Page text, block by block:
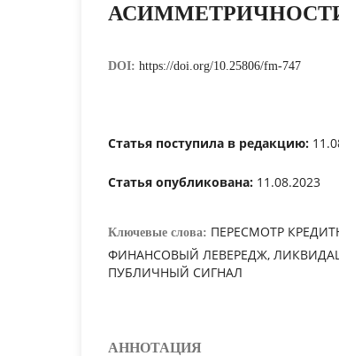
DOI: https://doi.org/10.25806/fm-747
Статья поступила в редакцию:
Статья опубликована: 11.08.2023
Ключевые слова: ПЕРЕСМОТР
ФИНАНСОВЫЙ ЛЕВЕРЕДЖ,
ПУБЛИЧНЫЙ СИГНАЛ
АННОТАЦИЯ